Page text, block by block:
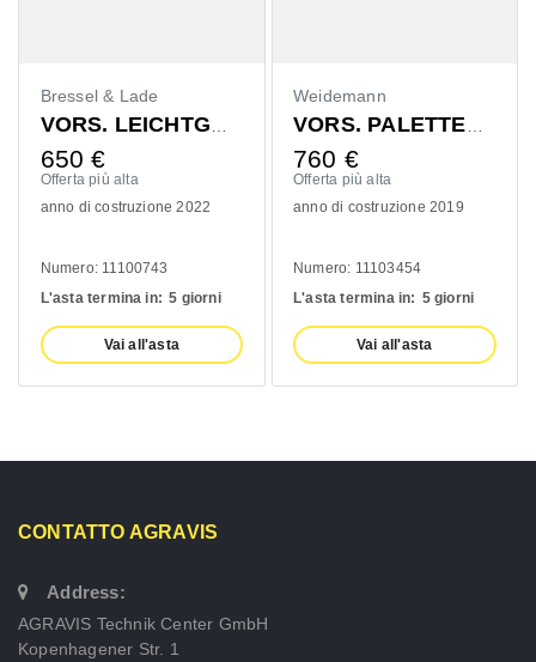
Bressel & Lade
VORS. LEICHTGUTSCHAUFEL 1400MM
650€
Offerta più alta
anno di costruzione 2022
Numero: 11100743
L'asta termina in: 5 giorni
Vai all'asta
Weidemann
VORS. PALETTENGABEL 1200MM
760 €
Offerta più alta
anno di costruzione 2019
Numero: 11103454
L'asta termina in: 5 giorni
Vai all'asta
CONTATTO AGRAVIS
Address:
AGRAVIS Technik Center GmbH
Kopenhagener Str. 1